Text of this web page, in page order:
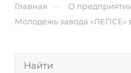
Главная — О
Молодёжь завода «ЛЕПСЕ»